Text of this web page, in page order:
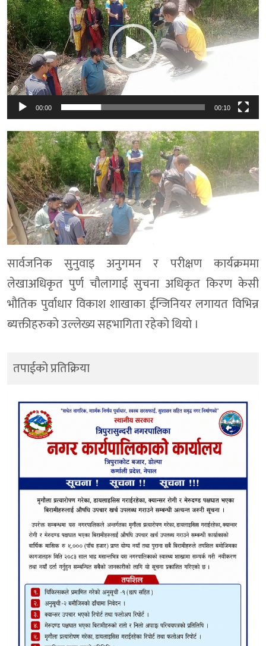
Player
00:00 00:10
सार्वजनिक सुनुवाइ अनुगमन र परीक्षण कार्यक्रममा
लेखाअधिकृत पुर्ण चाैलागाई सुचना अधिकृत किरण केसी
भाैतिक पुर्वाधार विकाश शाखाका ईन्जिनियर लगायत विभिन्न
ब्यक्तीहरुकाे उल्लेख्य सहभागिता रहेकाे थियाे ।
तपाईको प्रतिक्रिया